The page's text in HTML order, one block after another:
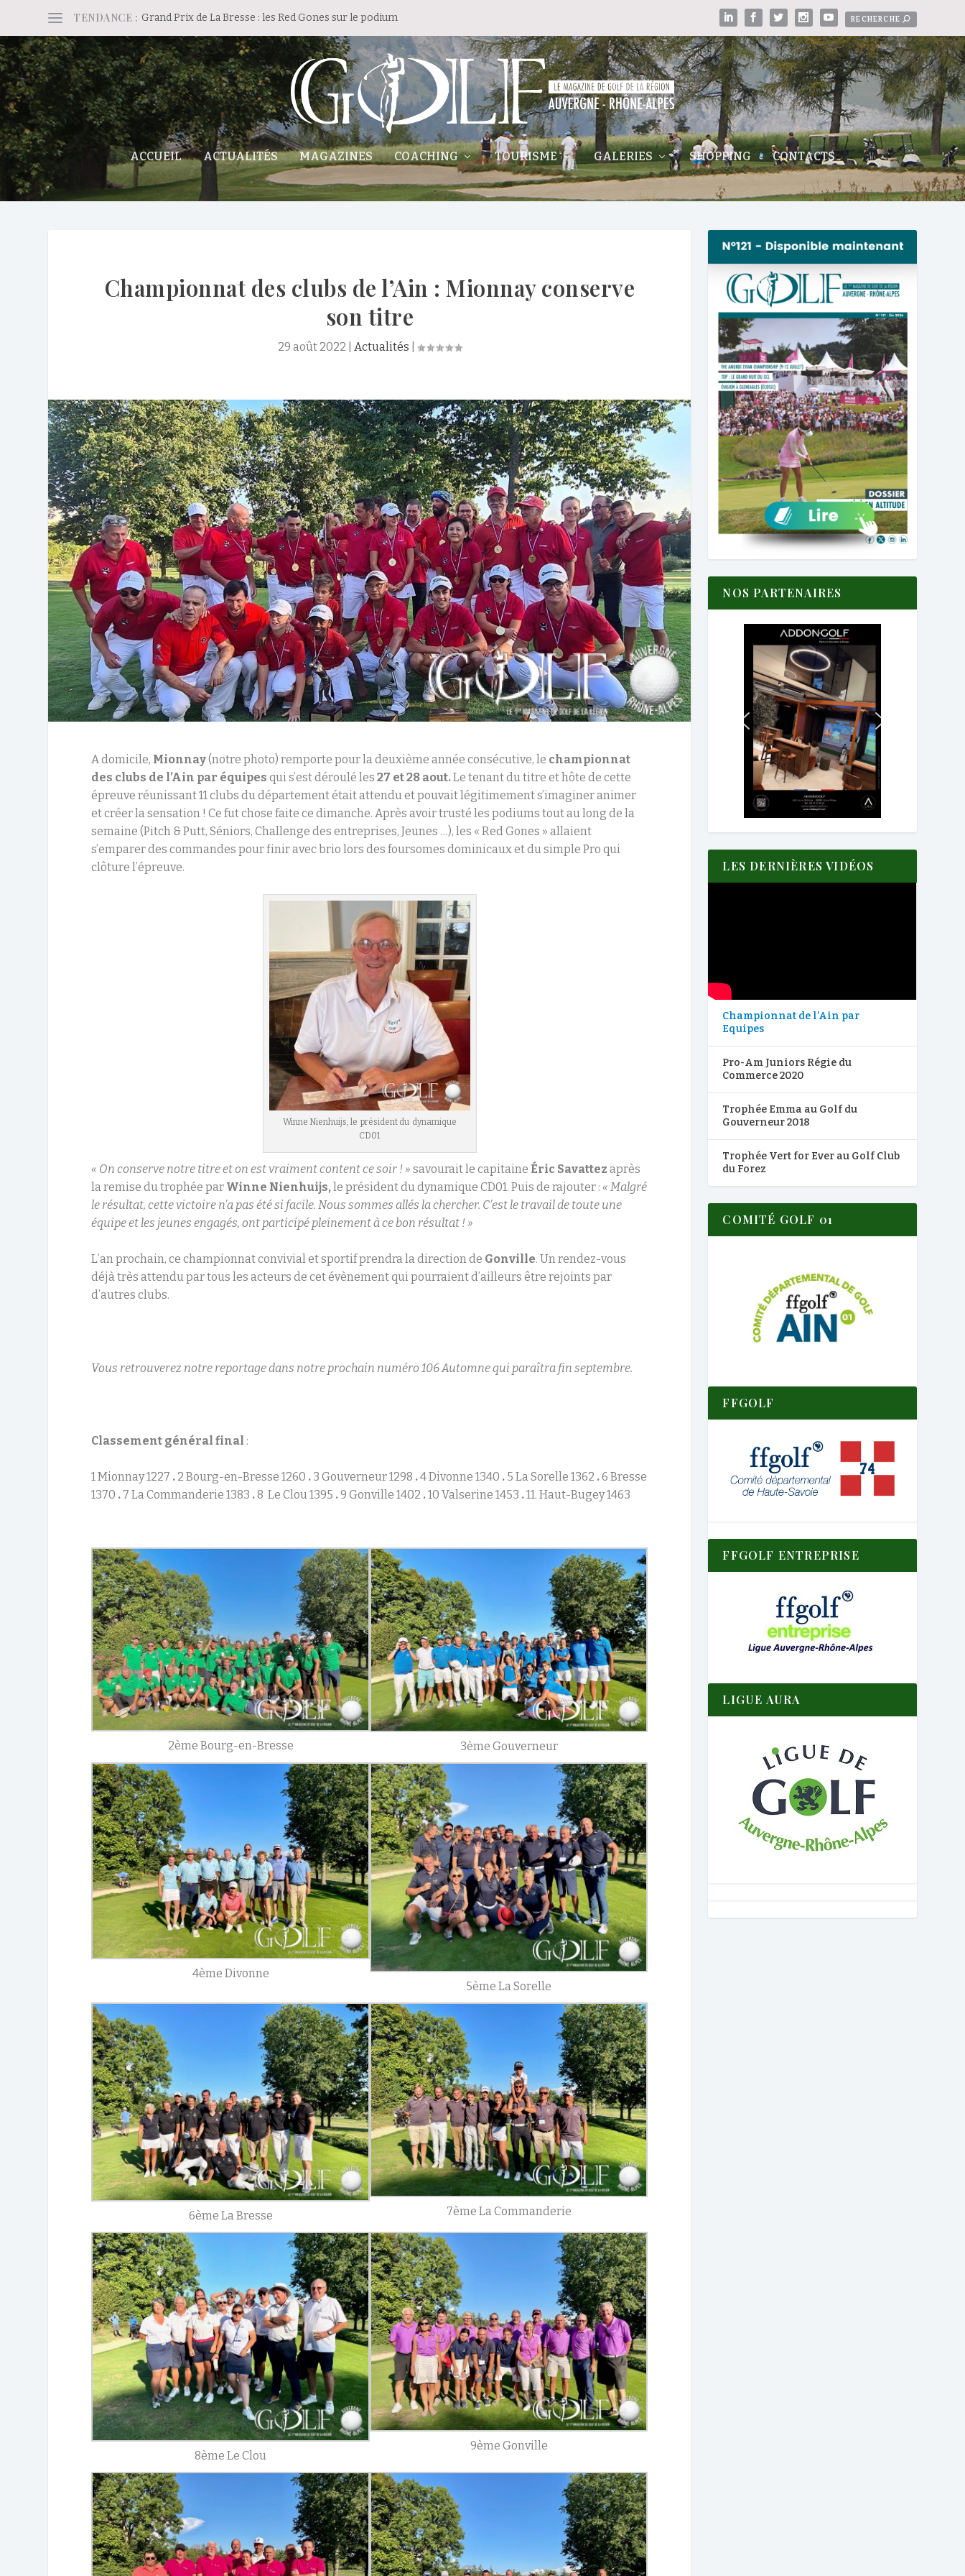
TENDANCE : Grand Prix de La Bresse : les Red Gones sur le podium
ACCUEIL ACTUALITÉS MAGAZINES COACHING TOURISME GALERIES SHOPPING CONTACTS
Championnat des clubs de l’Ain : Mionnay conserve
son titre
29 août 2022 Actualités
A domicile, Mionnay(notre photo) remporte pour la deuxième année consécutive, le championnat
des clubs de l’Ain par équipes qui s’est déroulé les27 et 28 aout.Le tenant du titre et hôte de cette
épreuve réunissant 11 clubs du département était attendu et pouvait légitimement s’imaginer animer
et créer la sensation ! Ce fut chose faite ce dimanche. Après avoir trusté les podiums tout au long de la
semaine (Pitch & Putt, Séniors, Challenge des entreprises, Jeunes …), les « Red Gones » allaient
s’emparer des commandes pour finir avec brio lors des foursomes dominicaux et du simple Pro qui
clôture l’épreuve.
Winne Nienhuijs, le président du dynamique
CD01
« On conserve notre titre et on est vraiment content ce soir ! » savourait le capitaine Éric Savattez après
la remise du trophée par Winne Nienhuijs,le président du dynamique CD01. Puis de rajouter : « Malgré
le résultat, cette victoire n’a pas été si facile. Nous sommes allés la chercher. C’est le travail de toute une
équipe et les jeunes engagés, ont participé pleinement à ce bon résultat ! »
L’an prochain, ce championnat convivial et sportif prendra la direction de Gonville. Un rendez-vous
déjà très attendu par tous les acteurs de cet évènement qui pourraient d’ailleurs être rejoints par
d’autres clubs.
Vous retrouverez notre reportage dans notre prochain numéro 106 Automne qui paraîtra fin septembre.
Classement général final :
1 Mionnay 1227 . 2 Bourg-en-Bresse 1260 . 3 Gouverneur 1298 .4 Divonne 1340 . 5 La Sorelle 1362 .6 Bresse
1370 . 7 La Commanderie 1383 .8 Le Clou 1395 .9 Gonville 1402 .10 Valserine 1453 .11. Haut-Bugey 1463
2ème Bourg-en-Bresse 3ème Gouverneur
4ème Divonne
5ème La Sorelle
6ème La Bresse 7ème La Commanderie
8ème Le Clou
9ème Gonville
NOS PARTENAIRES
LES DERNIÈRES VIDÉOS
Championnat de l’Ain par
Equipes
Pro-Am Juniors Régie du
Commerce 2020
Trophée Emma au Golf du
Gouverneur 2018
Trophée Vert for Ever au Golf Club
du Forez
COMITÉ GOLF 01
FFGOLF
FFGOLF ENTREPRISE
LIGUE AURA